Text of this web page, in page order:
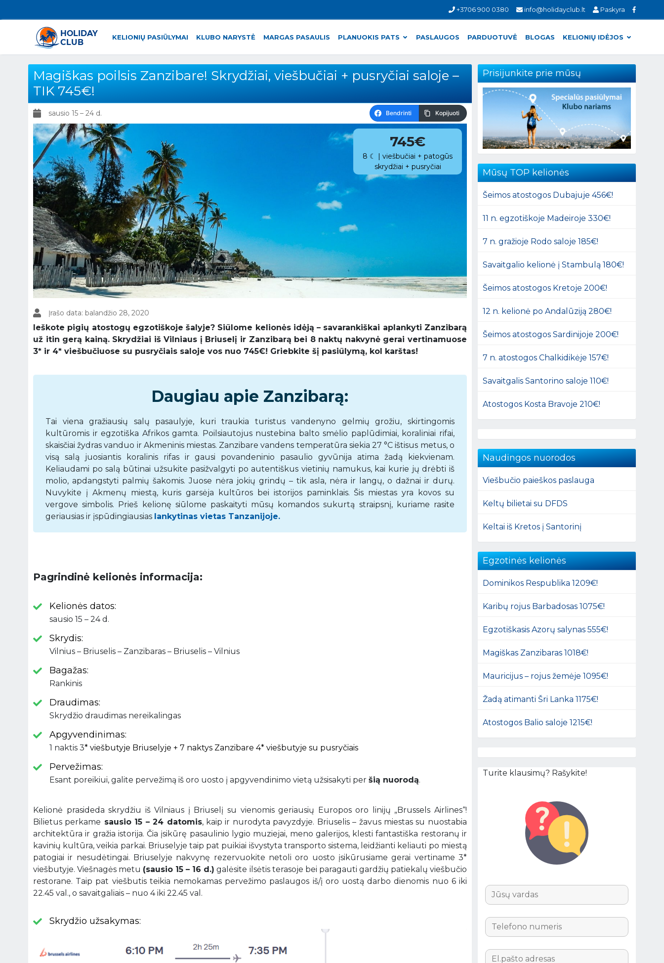
+3706 900 0380 info@holidayclub.lt Paskyra
KELIONIŲ PASIŪLYMAI KLUBO NARYSTĖ MARGAS PASAULIS PLANUOKIS PATS PASLAUGOS PARDUOTUVĖ BLOGAS KELIONIŲ IDĖJOS
Magiškas poilsis Zanzibare! Skrydžiai, viešbučiai + pusryčiai saloje –
TIK 745€!
sausio 15 – 24 d. Bendrinti Kopijuoti
745€
8 ☾ | viešbučiai + patogūs
skrydžiai + pusryčiai
Įrašo data: balandžio 28, 2020
Ieškote pigių atostogų egzotiškoje šalyje? Siūlome kelionės idėją – savarankiškai aplankyti Zanzibarą
už itin gerą kainą. Skrydžiai iš Vilniaus į Briuselį ir Zanzibarą bei 8 naktų nakvynė gerai vertinamuose
3* ir 4* viešbučiuose su pusryčiais saloje vos nuo 745€! Griebkite šį pasiūlymą, kol karštas!
Daugiau apie Zanzibarą:
Tai viena gražiausių salų pasaulyje, kuri traukia turistus vandenyno gelmių grožiu, skirtingomis
kultūromis ir egzotiška Afrikos gamta. Poilsiautojus nustebina balto smėlio paplūdimiai, koraliniai rifai,
skaisčiai žydras vanduo ir Akmeninis miestas. Zanzibare vandens temperatūra siekia 27 °C ištisus metus, o
visą salą juosiantis koralinis rifas ir gausi povandeninio pasaulio gyvūnija atima žadą kiekvienam.
Keliaudami po salą būtinai užsukite pasižvalgyti po autentiškus vietinių namukus, kai kurie jų drėbti iš
molio, apdangstyti palmių šakomis. Juose nėra jokių grindų – tik asla, nėra ir langų, o dažnai ir durų.
Nuvykite į Akmenų miestą, kuris garsėja kultūros bei istorijos paminklais. Šis miestas yra kovos su
vergove simbolis. Prieš kelionę siūlome paskaityti mūsų komandos sukurtą straipsnį, kuriame rasite
geriausias ir įspūdingiausias lankytinas vietas Tanzanijoje.
Pagrindinė kelionės informacija:
Kelionės datos:
sausio 15 – 24 d.
Skrydis:
Vilnius – Briuselis – Zanzibaras – Briuselis – Vilnius
Bagažas:
Rankinis
Draudimas:
Skrydžio draudimas nereikalingas
Apgyvendinimas:
1 naktis 3* viešbutyje Briuselyje + 7 naktys Zanzibare 4* viešbutyje su pusryčiais
Pervežimas:
Esant poreikiui, galite pervežimą iš oro uosto į apgyvendinimo vietą užsisakyti per šią nuorodą.
Kelionė prasideda skrydžiu iš Vilniaus į Briuselį su ​vienomis ​geriausi​ų​ Europos oro linijų „Brussels Airlines“!
Bilietus perkame sausio 15 – 24 datomis, kaip ir nurodyta pavyzdyje. Briuselis – žavus miestas su nuostabia
architektūra ir gražia istorija. Čia įsikūrę pasaulinio lygio muziejai, meno galerijos, klesti fantastiška restoranų ir
kavinių kultūra, veikia parkai. Briuselyje taip pat puikiai išvystyta transporto sistema, leidžianti keliauti po miestą
patogiai ir nesudėtingai. Briuselyje nakvynę rezervuokite netoli oro uosto įsikūrusiame gerai vertiname 3*
viešbutyje. Viešnagės metu (sausio 15 – 16 d.) galėsite ilsėtis terasoje bei paragauti gardžių patiekalų viešbučio
restorane. Taip pat viešbutis teikia nemokamas pervežimo paslaugos iš/į oro uostą darbo dienomis nuo 6 iki
22.45 val., o savaitgaliais – nuo 4 iki 22.45 val.
Skrydžio užsakymas:
Prisijunkite prie mūsų
Mūsų TOP kelionės
Šeimos atostogos Dubajuje 456€!
11 n. egzotiškoje Madeiroje 330€!
7 n. gražioje Rodo saloje 185€!
Savaitgalio kelionė į Stambulą 180€!
Šeimos atostogos Kretoje 200€!
12 n. kelionė po Andalūziją 280€!
Šeimos atostogos Sardinijoje 200€!
7 n. atostogos Chalkidikėje 157€!
Savaitgalis Santorino saloje 110€!
Atostogos Kosta Bravoje 210€!
Naudingos nuorodos
Viešbučio paieškos paslauga
Keltų bilietai su DFDS
Keltai iš Kretos į Santorinį
Egzotinės kelionės
Dominikos Respublika 1209€!
Karibų rojus Barbadosas 1075€!
Egzotiškasis Azorų salynas 555€!
Magiškas Zanzibaras 1018€!
Mauricijus – rojus žemėje 1095€!
Žadą atimanti Šri Lanka 1175€!
Atostogos Balio saloje 1215€!
Turite klausimų? Rašykite!